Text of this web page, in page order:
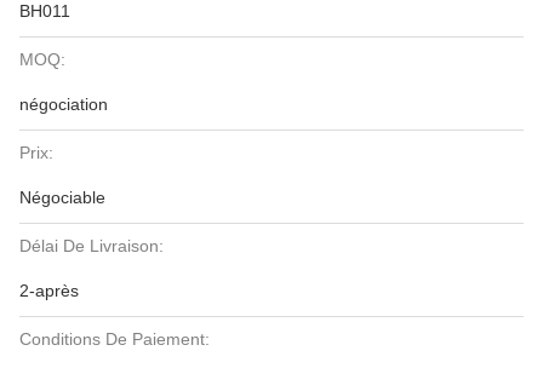
BH011
MOQ:
négociation
Prix:
Négociable
Délai De Livraison:
2-après
Conditions De Paiement: